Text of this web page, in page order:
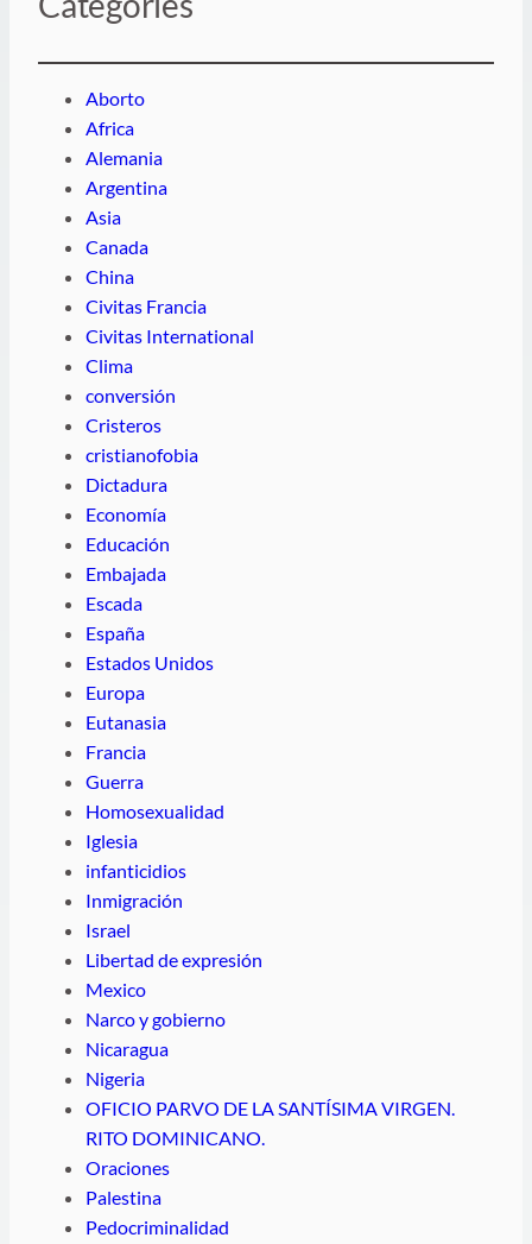
Aborto
Africa
Alemania
Argentina
Asia
Canada
China
Civitas Francia
Civitas International
Clima
conversión
Cristeros
cristianofobia
Dictadura
Economía
Educación
Embajada
Escada
España
Estados Unidos
Europa
Eutanasia
Francia
Guerra
Homosexualidad
Iglesia
infanticidios
Inmigración
Israel
Libertad de expresión
Mexico
Narco y gobierno
Nicaragua
Nigeria
OFICIO PARVO DE LA SANTÍSIMA VIRGEN.
RITO DOMINICANO.
Oraciones
Palestina
Pedocriminalidad